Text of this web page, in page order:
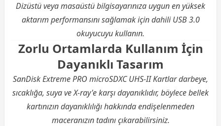
Dizüstü veya masaüstü bilgisayarınıza uygun en yüksek
aktarım performansını sağlamak için dahili USB 3.0
okuyucuyu kullanın.
Zorlu Ortamlarda Kullanım İçin
Dayanıklı Tasarım
SanDisk Extreme PRO microSDXC UHS-II Kartlar darbeye,
sıcaklığa, suya ve X-ray'e karşı dayanıklıdır, böylece bellek
kartınızın dayanıklılığı hakkında endişelenmeden
maceranızın tadını çıkarabilirsiniz.